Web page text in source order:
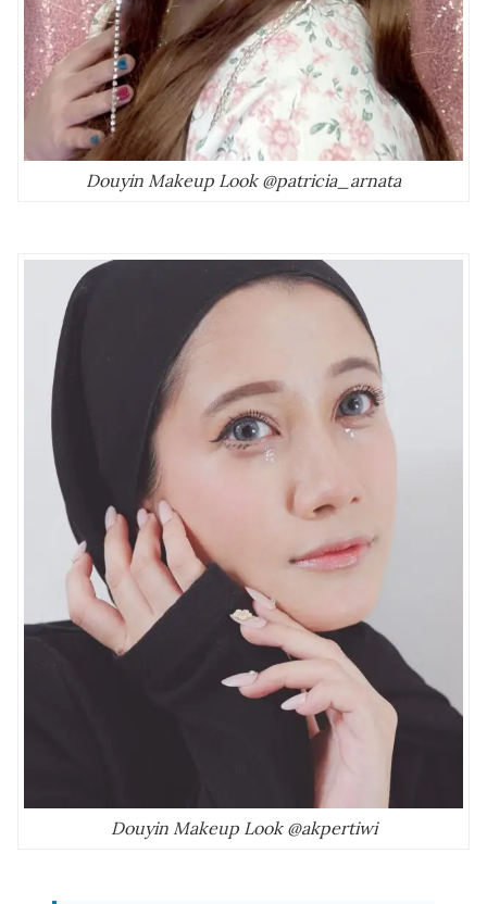
Douyin Makeup Look @patricia_arnata
Douyin Makeup Look @akpertiwi